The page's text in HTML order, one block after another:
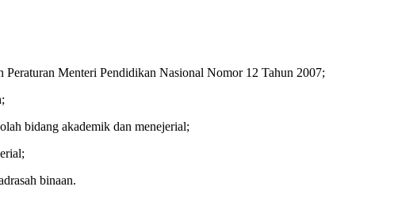
Menteri Pendidikan Nasional Nomor 12 Tahun 2007;
bidang akademik dan menejerial;
binaan.